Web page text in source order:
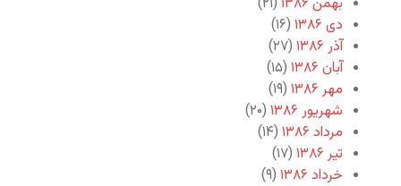
دی ۱۳۸۶
(۱۶)
آذر ۱۳۸۶
(۲۷)
آبان ۱۳۸۶
(۱۵)
مهر ۱۳۸۶
(۱۹)
شهریور ۱۳۸۶
(۲۰)
مرداد ۱۳۸۶
(۱۴)
تیر ۱۳۸۶
(۱۷)
خرداد ۱۳۸۶
(۹)